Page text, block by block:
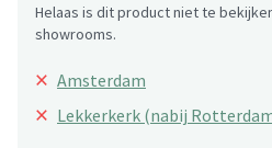
Helaas is dit product niet te
showrooms.
× Amsterdam
× Lekkerkerk (nabij